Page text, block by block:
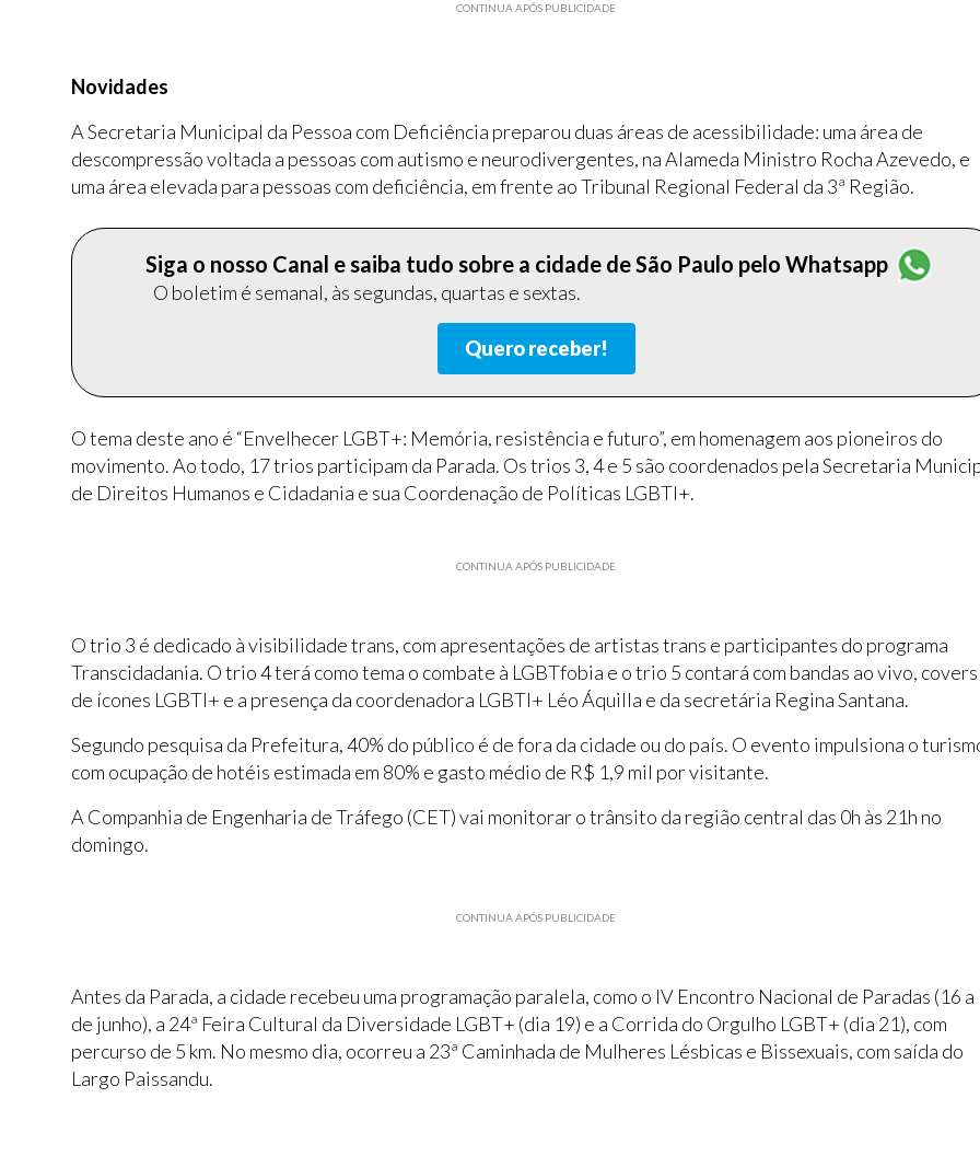
CONTINUA APÓS PUBLICIDADE
Novidades
A Secretaria Municipal da Pessoa com Deficiência preparou duas áreas de acessibilidade: uma área de
descompressão voltada a pessoas com autismo e neurodivergentes, na Alameda Ministro Rocha Azevedo, e
uma área elevada para pessoas com deficiência, em frente ao Tribunal Regional Federal da 3ª Região.
Siga o nosso Canal e saiba tudo sobre a cidade de São Paulo pelo Whatsapp
O boletim é semanal, às segundas, quartas e sextas.
Quero receber!
O tema deste ano é “Envelhecer LGBT+: Memória, resistência e futuro”, em homenagem aos pioneiros do
movimento. Ao todo, 17 trios participam da Parada. Os trios 3, 4 e 5 são coordenados pela Secretaria
de Direitos Humanos e Cidadania e sua Coordenação de Políticas LGBTI+.
CONTINUA APÓS PUBLICIDADE
O trio 3 é dedicado à visibilidade trans, com apresentações de artistas trans e participantes do programa
Transcidadania. O trio 4 terá como tema o combate à LGBTfobia e o trio 5 contará com bandas ao vivo, covers
de ícones LGBTI+ e a presença da coordenadora LGBTI+ Léo Áquilla e da secretária Regina Santana.
Segundo pesquisa da Prefeitura, 40% do público é de fora da cidade ou do país. O evento impulsiona o
com ocupação de hotéis estimada em 80% e gasto médio de R$ 1,9 mil por visitante.
A Companhia de Engenharia de Tráfego (CET) vai monitorar o trânsito da região central das 0h às 21h no
domingo.
CONTINUA APÓS PUBLICIDADE
Antes da Parada, a cidade recebeu uma programação paralela, como o IV Encontro Nacional de Paradas (16 a
de junho), a 24ª Feira Cultural da Diversidade LGBT+ (dia 19) e a Corrida do Orgulho LGBT+ (dia 21), com
percurso de 5 km. No mesmo dia, ocorreu a 23ª Caminhada de Mulheres Lésbicas e Bissexuais, com saída do
Largo Paissandu.